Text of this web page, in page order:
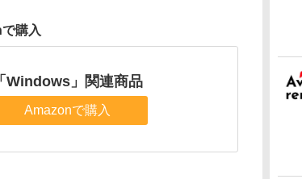
購入
「Windows」関連商品
Amazonで購入